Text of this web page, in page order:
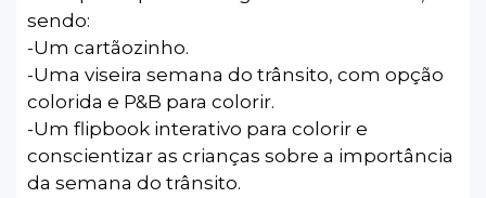
sendo:
-Um cartãozinho.
-Uma viseira semana do trânsito, com opção
colorida e P&B para colorir.
-Um flipbook interativo para colorir e
conscientizar as crianças sobre a importância
da semana do trânsito.